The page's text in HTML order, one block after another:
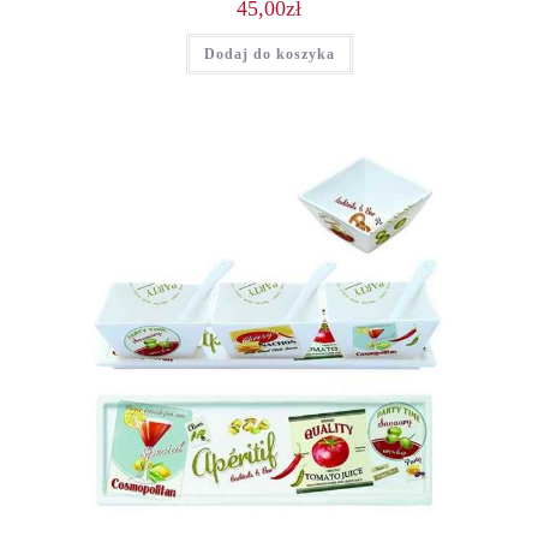
45,00zł
Dodaj do koszyka